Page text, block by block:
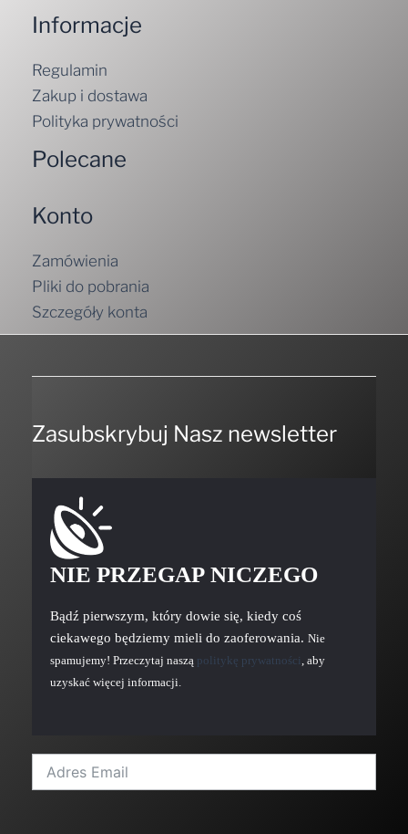
Informacje
Regulamin
Zakup i dostawa
Polityka prywatności
Polecane
Konto
Zamówienia
Pliki do pobrania
Szczegóły konta
Zasubskrybuj Nasz newsletter
NIE PRZEGAP NICZEGO
Bądź pierwszym, który dowie się, kiedy coś
ciekawego będziemy mieli do zaoferowania. Nie
spamujemy! Przeczytaj naszą politykę prywatności, aby
uzyskać więcej informacji.